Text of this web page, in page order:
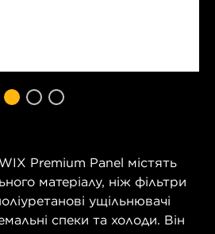
Premium Panel містять
матеріалу, ніж фільтри
ущільнювачі
спеки та холоди. Він